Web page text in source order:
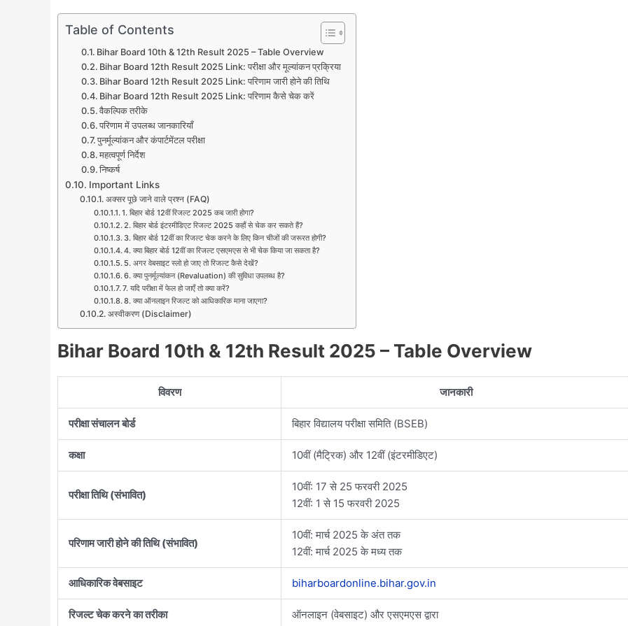
Table of Contents
Bihar Board 10th & 12th Result 2025 – Table Overview
Bihar Board 12th Result 2025 Link: परीक्षा और मूल्यांकन प्रक्रिया
Bihar Board 12th Result 2025 Link: परिणाम जारी होने की तिथि
Bihar Board 12th Result 2025 Link: परिणाम कैसे चेक करें
वैकल्पिक तरीके
परिणाम में उपलब्ध जानकारियाँ
पुनर्मूल्यांकन और कंपार्टमेंटल परीक्षा
महत्वपूर्ण निर्देश
निष्कर्ष
Important Links
अक्सर पूछे जाने वाले प्रश्न (FAQ)
1. बिहार बोर्ड 12वीं रिजल्ट 2025 कब जारी होगा?
2. बिहार बोर्ड इंटरमीडिएट रिजल्ट 2025 कहाँ से चेक कर सकते हैं?
3. बिहार बोर्ड 12वीं का रिजल्ट चेक करने के लिए किन चीजों की जरूरत होगी?
4. क्या बिहार बोर्ड 12वीं का रिजल्ट एसएमएस से भी चेक किया जा सकता है?
5. अगर वेबसाइट स्लो हो जाए तो रिजल्ट कैसे देखें?
6. क्या पुनर्मूल्यांकन (Revaluation) की सुविधा उपलब्ध है?
7. यदि परीक्षा में फेल हो जाएँ तो क्या करें?
8. क्या ऑनलाइन रिजल्ट को आधिकारिक माना जाएगा?
अस्वीकरण (Disclaimer)
Bihar Board 10th & 12th Result 2025 – Table Overview
विवरण जानकारी
परीक्षा संचालन बोर्ड बिहार विद्यालय परीक्षा समिति (BSEB)
कक्षा 10वीं (मैट्रिक) और 12वीं (इंटरमीडिएट)
परीक्षा तिथि (संभावित)
10वीं: 17 से 25 फरवरी 2025
12वीं: 1 से 15 फरवरी 2025
परिणाम जारी होने की तिथि (संभावित)
10वीं: मार्च 2025 के अंत तक
12वीं: मार्च 2025 के मध्य तक
आधिकारिक वेबसाइट biharboardonline.bihar.gov.in
रिजल्ट चेक करने का तरीका ऑनलाइन (वेबसाइट) और एसएमएस द्वारा